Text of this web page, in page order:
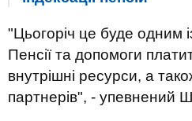
"Цьогоріч це буде одним
Пенсії та допомоги
внутрішні ресурси, а
партнерів", - упевнений